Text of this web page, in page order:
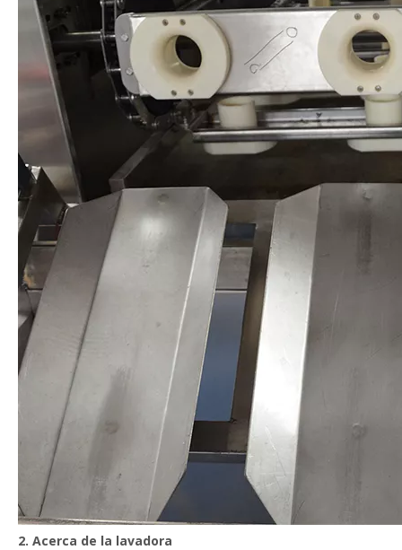
2. Acerca de la lavadora